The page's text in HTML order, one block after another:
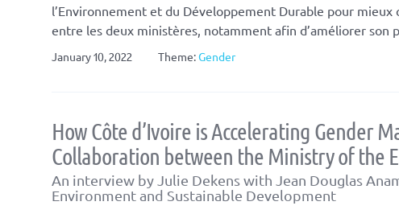
l’Environnement et du Développement Durable pour
entre les deux ministères, notamment afin d’améliorer son
January 10, 2022 Theme:Gender
How Côte d’Ivoire is Accelerating Gender
Collaboration between the Ministry of the
An interview by Julie Dekens with Jean Douglas
Environment and Sustainable Development